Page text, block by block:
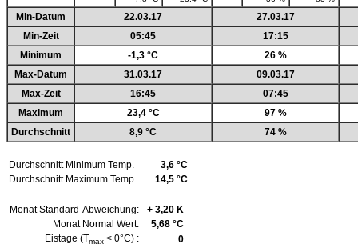
Min-Datum
22.03.17
27.03.17
Min-Zeit
05:45
17:15
Minimum
-1,3 °C
26 %
Max-Datum
31.03.17
09.03.17
Max-Zeit
16:45
07:45
Maximum
23,4 °C
97 %
Durchschnitt
8,9 °C 74 %
Durchschnitt Minimum Temp.
3,6 °C
Durchschnitt Maximum Temp.
14,5 °C
Monat Standard-Abweichung:
+ 3,20 K
Monat Normal Wert:
5,68 °C
Eistage (Tmax < 0°C) :
0